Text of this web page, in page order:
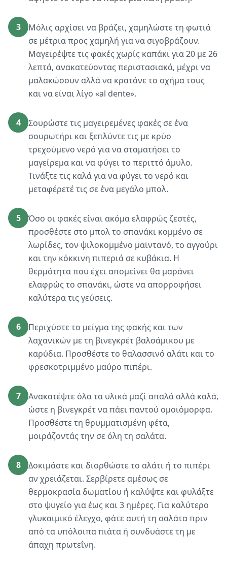
3
Μόλις αρχίσει να βράζει, χαμηλώστε τη φωτιά
σε μέτρια προς χαμηλή για να σιγοβράζουν.
Μαγειρέψτε τις φακές χωρίς καπάκι για 20 με 26
λεπτά, ανακατεύοντας περιστασιακά, μέχρι να
μαλακώσουν αλλά να κρατάνε το σχήμα τους
και να είναι λίγο «al dente».
4
Σουρώστε τις μαγειρεμένες φακές σε ένα
σουρωτήρι και ξεπλύντε τις με κρύο
τρεχούμενο νερό για να σταματήσει το
μαγείρεμα και να φύγει το περιττό άμυλο.
Τινάξτε τις καλά για να φύγει το νερό και
μεταφέρετέ τις σε ένα μεγάλο μπολ.
5
Όσο οι φακές είναι ακόμα ελαφρώς ζεστές,
προσθέστε στο μπολ το σπανάκι κομμένο σε
λωρίδες, τον ψιλοκομμένο μαϊντανό, το αγγούρι
και την κόκκινη πιπεριά σε κυβάκια. Η
θερμότητα που έχει απομείνει θα μαράνει
ελαφρώς το σπανάκι, ώστε να απορροφήσει
καλύτερα τις γεύσεις.
6
Περιχύστε το μείγμα της φακής και των
λαχανικών με τη βινεγκρέτ βαλσάμικου με
καρύδια. Προσθέστε το θαλασσινό αλάτι και το
φρεσκοτριμμένο μαύρο πιπέρι.
7
Ανακατέψτε όλα τα υλικά μαζί απαλά αλλά καλά,
ώστε η βινεγκρέτ να πάει παντού ομοιόμορφα.
Προσθέστε τη θρυμματισμένη φέτα,
μοιράζοντάς την σε όλη τη σαλάτα.
8
Δοκιμάστε και διορθώστε το αλάτι ή το πιπέρι
αν χρειάζεται. Σερβίρετε αμέσως σε
θερμοκρασία δωματίου ή καλύψτε και φυλάξτε
στο ψυγείο για έως και 3 ημέρες. Για καλύτερο
γλυκαιμικό έλεγχο, φάτε αυτή τη σαλάτα πριν
από τα υπόλοιπα πιάτα ή συνδυάστε τη με
άπαχη πρωτεΐνη.